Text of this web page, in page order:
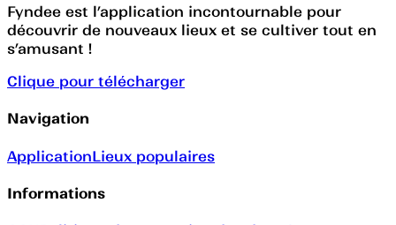
Fyndee est l’application incontournable pour
découvrir de nouveaux lieux et se cultiver tout en
s’amusant !
Clique pour télécharger
Navigation
ApplicationLieux populaires
Informations